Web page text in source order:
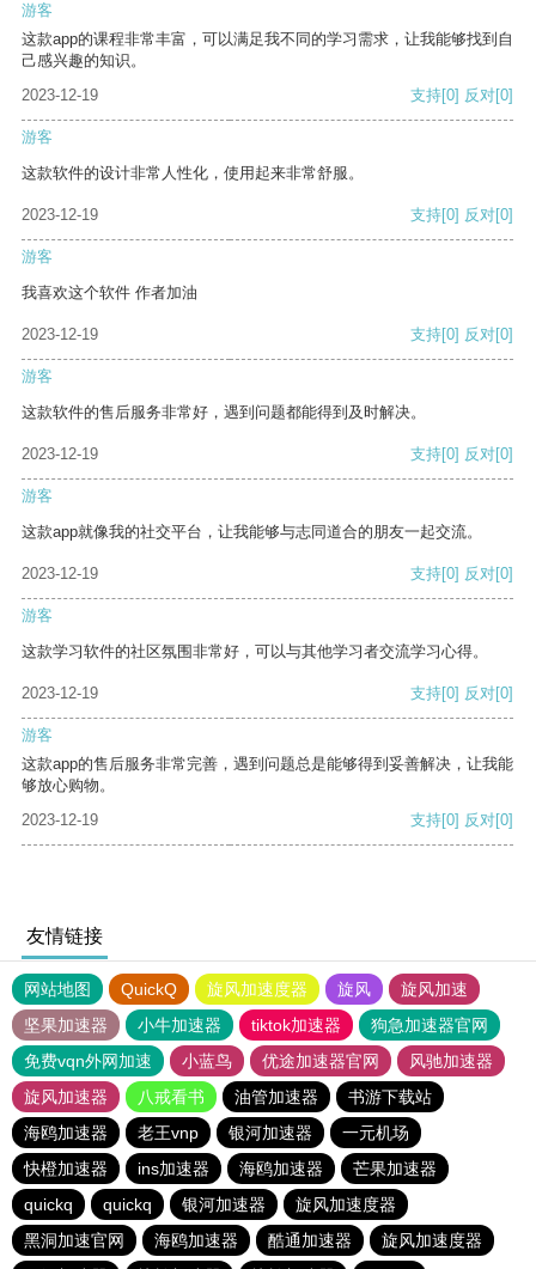
游客
这款app的课程非常丰富，可以满足我不同的学习需求，让我能够找到自
己感兴趣的知识。
2023-12-19
支持[0] 反对[0]
游客
这款软件的设计非常人性化，使用起来非常舒服。
2023-12-19 支持[0] 反对[0]
游客
我喜欢这个软件 作者加油
2023-12-19 支持[0] 反对[0]
游客
这款软件的售后服务非常好，遇到问题都能得到及时解决。
2023-12-19 支持[0] 反对[0]
游客
这款app就像我的社交平台，让我能够与志同道合的朋友一起交流。
2023-12-19 支持[0] 反对[0]
游客
这款学习软件的社区氛围非常好，可以与其他学习者交流学习心得。
2023-12-19 支持[0] 反对[0]
游客
这款app的售后服务非常完善，遇到问题总是能够得到妥善解决，让我能
够放心购物。
2023-12-19
支持[0] 反对[0]
友情链接
网站地图 QuickQ 旋风加速度器 旋风
旋风加速
坚果加速器
小牛加速器 tiktok加速器
狗急加速器官网
免费vqn外网加速
小蓝鸟 优途加速器官网
风驰加速器
旋风加速器
八戒看书 油管加速器
书游下载站
海鸥加速器
老王vnp 银河加速器
一元机场
快橙加速器
ins加速器 海鸥加速器
芒果加速器
quickq
quickq 银河加速器
旋风加速度器
黑洞加速官网
海鸥加速器 酷通加速器
旋风加速度器